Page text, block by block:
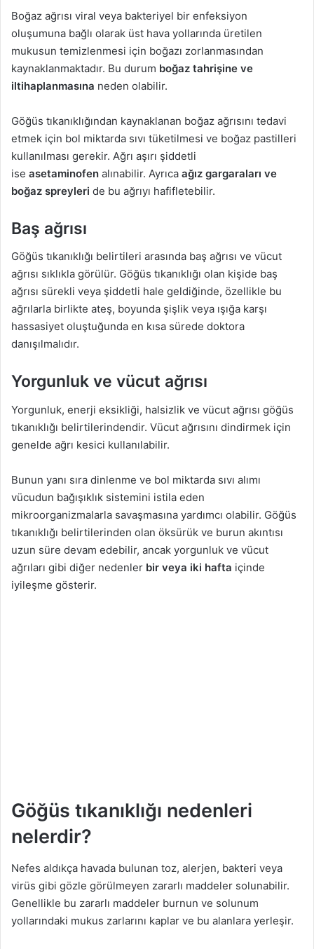
Boğaz ağrısı viral veya bakteriyel bir enfeksiyon
oluşumuna bağlı olarak üst hava yollarında üretilen
mukusun temizlenmesi için boğazı zorlanmasından
kaynaklanmaktadır. Bu durum boğaz tahrişine ve
iltihaplanmasına neden olabilir.
Göğüs tıkanıklığından kaynaklanan boğaz ağrısını tedavi
etmek için bol miktarda sıvı tüketilmesi ve boğaz pastilleri
kullanılması gerekir. Ağrı aşırı şiddetli
ise asetaminofen alınabilir. Ayrıca ağız gargaraları ve
boğaz spreyleri de bu ağrıyı hafifletebilir.
Baş ağrısı
Göğüs tıkanıklığı belirtileri arasında baş ağrısı ve vücut
ağrısı sıklıkla görülür. Göğüs tıkanıklığı olan kişide baş
ağrısı sürekli veya şiddetli hale geldiğinde, özellikle bu
ağrılarla birlikte ateş, boyunda şişlik veya ışığa karşı
hassasiyet oluştuğunda en kısa sürede doktora
danışılmalıdır.
Yorgunluk ve vücut ağrısı
Yorgunluk, enerji eksikliği, halsizlik ve vücut ağrısı göğüs
tıkanıklığı belirtilerindendir. Vücut ağrısını dindirmek için
genelde ağrı kesici kullanılabilir.
Bunun yanı sıra dinlenme ve bol miktarda sıvı alımı
vücudun bağışıklık sistemini istila eden
mikroorganizmalarla savaşmasına yardımcı olabilir. Göğüs
tıkanıklığı belirtilerinden olan öksürük ve burun akıntısı
uzun süre devam edebilir, ancak yorgunluk ve vücut
ağrıları gibi diğer nedenler bir veya iki hafta içinde
iyileşme gösterir.
Göğüs tıkanıklığı nedenleri
nelerdir?
Nefes aldıkça havada bulunan toz, alerjen, bakteri veya
virüs gibi gözle görülmeyen zararlı maddeler solunabilir.
Genellikle bu zararlı maddeler burnun ve solunum
yollarındaki mukus zarlarını kaplar ve bu alanlara yerleşir.